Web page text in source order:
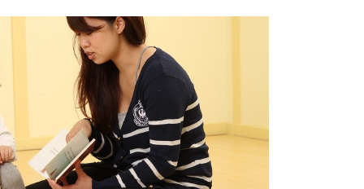
請問專家 會員限定服務